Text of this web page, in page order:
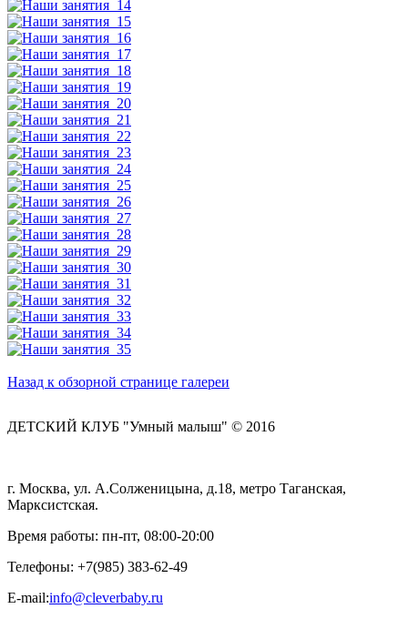
Назад к обзорной странице галереи
ДЕТСКИЙ КЛУБ "Умный малыш" © 2016
г. Москва, ул. А.Солженицына, д.18, метро Таганская,
Марксистская.
Время работы: пн-пт, 08:00-20:00
Телефоны: +7(985) 383-62-49
E-mail:info@cleverbaby.ru